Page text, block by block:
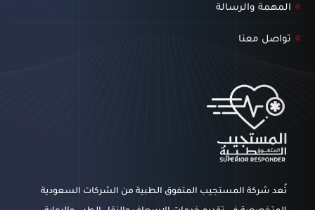
المهمة والرسالة
تواصل معنا
تُعد شركة المستجيب المتفوق الطبية من الشركات السعودية